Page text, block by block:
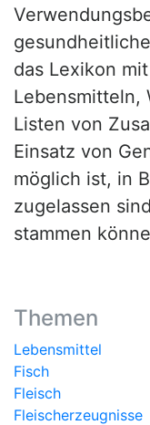
das Lexikon
Lebensmitteln,
Listen von
Einsatz von
möglich ist, in
zugelassen
stammen
Themen
Lebensmittel
Fisch
Fleisch
Fleischerzeugnisse